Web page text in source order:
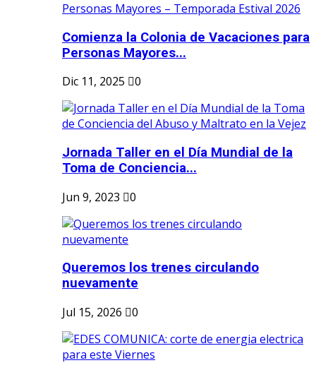
Comienza la Colonia de Vacaciones para
Personas Mayores...
Dic 11, 2025
0
Jornada Taller en el Día Mundial de la
Toma de Conciencia...
Jun 9, 2023
0
Queremos los trenes circulando
nuevamente
Jul 15, 2026
0